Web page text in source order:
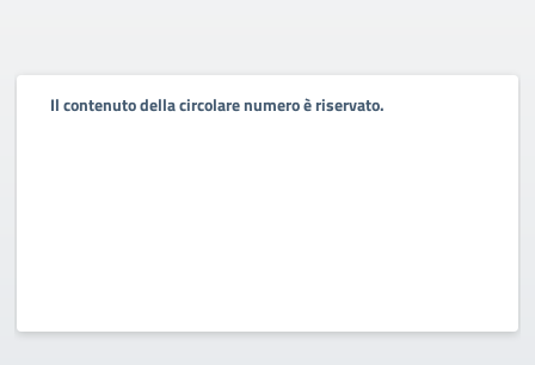
Il contenuto della circolare numero è riservato.